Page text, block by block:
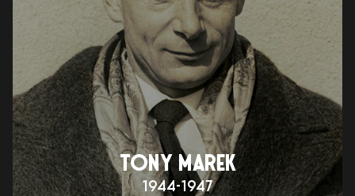
TONY MAREK
1944-1947